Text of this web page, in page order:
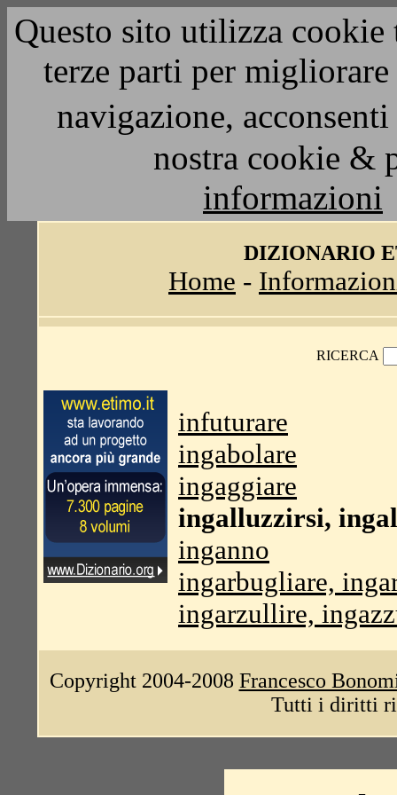
Questo sito utilizza
terze parti per
navigazione,
nostra cookie &
informazioni
DIZIONARIO
Home -
RICERCA
infuturare
ingabolare
ingaggiare
ingalluzzirsi,
inganno
ingarbugliare,
ingarzullire,
Copyright 2004-2008 Francesco
Tutti i diritti